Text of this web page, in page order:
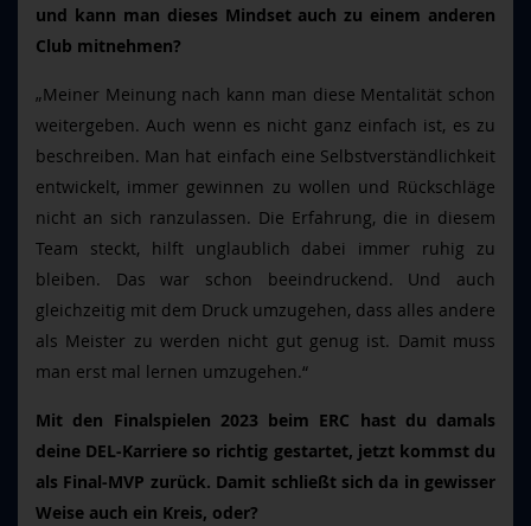
und kann man dieses Mindset auch zu einem anderen
Club mitnehmen?
„Meiner Meinung nach kann man diese Mentalität schon
weitergeben. Auch wenn es nicht ganz einfach ist, es zu
beschreiben. Man hat einfach eine Selbstverständlichkeit
entwickelt, immer gewinnen zu wollen und Rückschläge
nicht an sich ranzulassen. Die Erfahrung, die in diesem
Team steckt, hilft unglaublich dabei immer ruhig zu
bleiben. Das war schon beeindruckend. Und auch
gleichzeitig mit dem Druck umzugehen, dass alles andere
als Meister zu werden nicht gut genug ist. Damit muss
man erst mal lernen umzugehen.“
Mit den Finalspielen 2023 beim ERC hast du damals
deine DEL-Karriere so richtig gestartet, jetzt kommst du
als Final-MVP zurück. Damit schließt sich da in gewisser
Weise auch ein Kreis, oder?